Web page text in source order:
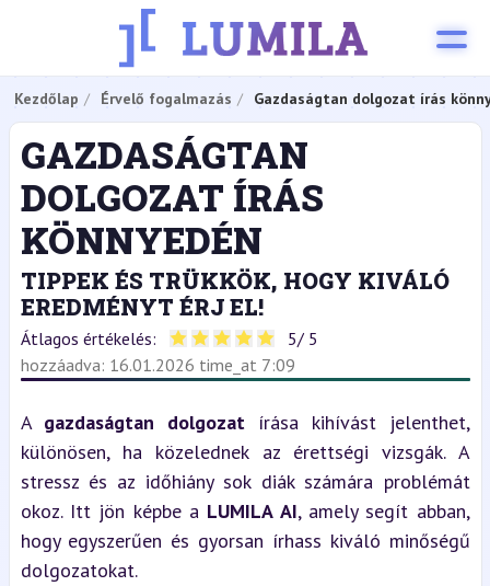
Kezdőlap Érvelő fogalmazás Gazdaságtan dolgozat írás
GAZDASÁGTAN
DOLGOZAT ÍRÁS
KÖNNYEDÉN
TIPPEK ÉS TRÜKKÖK, HOGY KIVÁLÓ
EREDMÉNYT ÉRJ EL!
Átlagos értékelés: 5/ 5
hozzáadva: 16.01.2026 time_at 7:09
A gazdaságtan dolgozat írása kihívást jelenthet,
különösen, ha közelednek az érettségi vizsgák. A
stressz és az időhiány sok diák számára problémát
okoz. Itt jön képbe a LUMILA AI, amely segít abban,
hogy egyszerűen és gyorsan írhass kiváló minőségű
dolgozatokat.